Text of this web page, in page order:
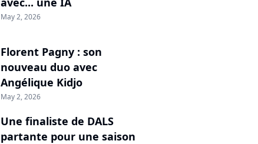
May 2, 2026
Florent Pagny : son
nouveau duo avec
Angélique Kidjo
May 2, 2026
Une finaliste de DALS
partante pour une saison